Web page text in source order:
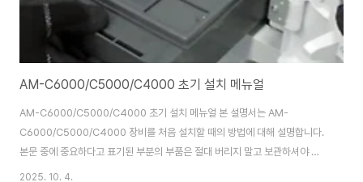
AM-C6000/C5000/C4000 초기 설치 메뉴얼
AM-C6000/C5000/C4000 초기 설치 메뉴얼 본 설명서는 AM-
C6000/C5000/C4000 장비를 처음 설치할 때의 방법에 대해 설명합니다.
본문 중에 중요하다고 표기된 부분의 부품은 절대 버리지 말고 보관하셔야 합
니다. 포장 풀기 절차PP 밴드의 루프 쪽 끝을 잡고 들어 올려 두 개의 PP 밴드
2025. 10. 4.